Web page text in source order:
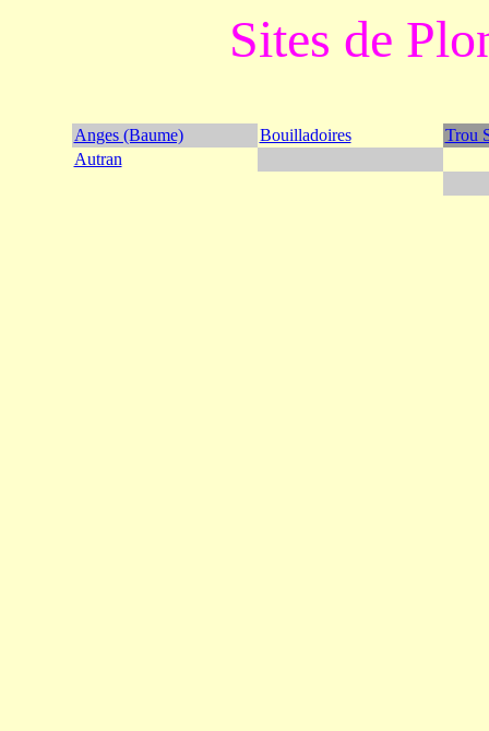
Sites de
Anges (Baume) Bouilladoires
Trou
Autran